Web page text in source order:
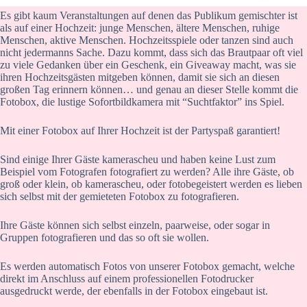
Es gibt kaum Veranstaltungen auf denen das Publikum gemischter ist
als auf einer Hochzeit: junge Menschen, ältere Menschen, ruhige
Menschen, aktive Menschen. Hochzeitsspiele oder tanzen sind auch
nicht jedermanns Sache. Dazu kommt, dass sich das Brautpaar oft viel
zu viele Gedanken über ein Geschenk, ein Giveaway macht, was sie
ihren Hochzeitsgästen mitgeben können, damit sie sich an diesen
großen Tag erinnern können… und genau an dieser Stelle kommt die
Fotobox, die lustige Sofortbildkamera mit “Suchtfaktor” ins Spiel.
Mit einer Fotobox auf Ihrer Hochzeit ist der Partyspaß garantiert!
Sind einige Ihrer Gäste kamerascheu und haben keine Lust zum
Beispiel vom Fotografen fotografiert zu werden? Alle ihre Gäste, ob
groß oder klein, ob kamerascheu, oder fotobegeistert werden es lieben
sich selbst mit der gemieteten Fotobox zu fotografieren.
Ihre Gäste können sich selbst einzeln, paarweise, oder sogar in
Gruppen fotografieren und das so oft sie wollen.
Es werden automatisch Fotos von unserer Fotobox gemacht, welche
direkt im Anschluss auf einem professionellen Fotodrucker
ausgedruckt werde, der ebenfalls in der Fotobox eingebaut ist.